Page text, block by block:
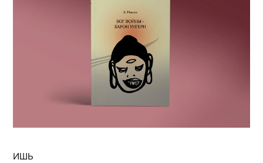
ИШЬ